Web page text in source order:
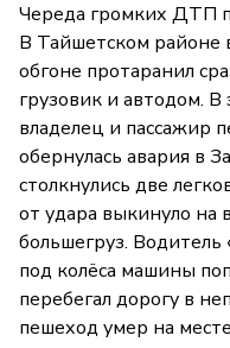
Череда громких ДТП
В Тайшетском районе
обгоне протаранил
грузовик и автодом. В
владелец и пассажир
обернулась авария в
столкнулись две
от удара выкинуло на
большегруз. Водитель
под колёса машины
перебегал дорогу в
пешеход умер на